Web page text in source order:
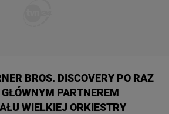
BROS. DISCOVERY PO RAZ
PARTNEREM
WIELKIEJ ORKIESTRY